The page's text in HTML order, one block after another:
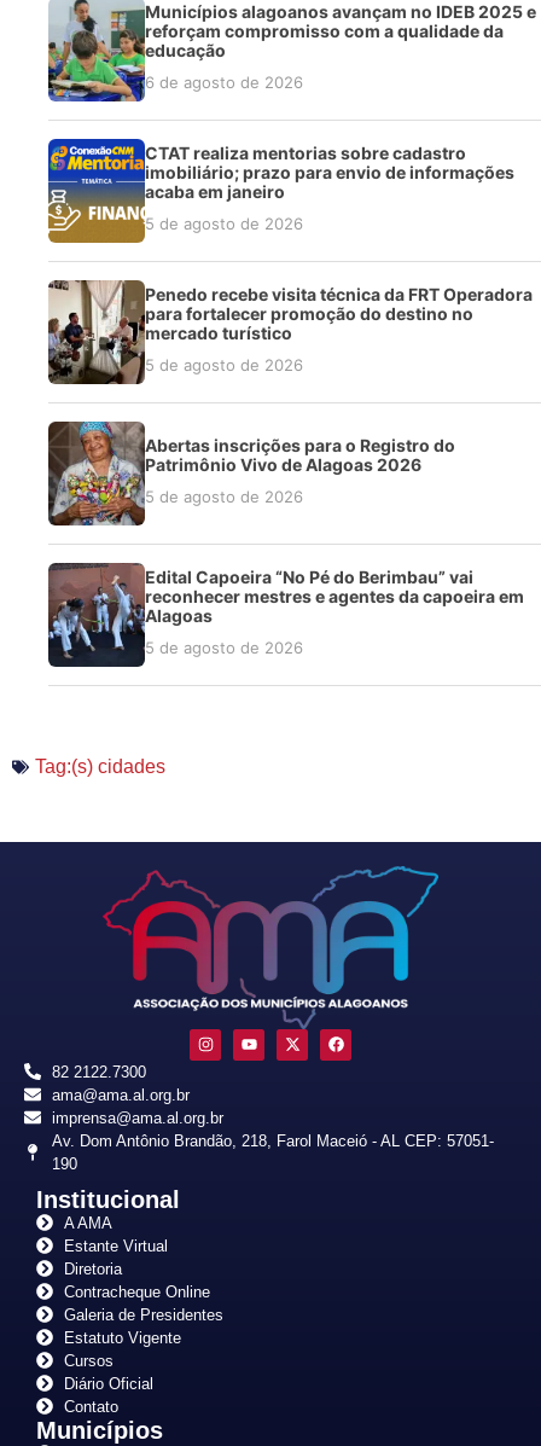
Municípios alagoanos avançam no IDEB 2025 e
reforçam compromisso com a qualidade da
educação
6 de agosto de 2026
CTAT realiza mentorias sobre cadastro
imobiliário; prazo para envio de informações
acaba em janeiro
5 de agosto de 2026
Penedo recebe visita técnica da FRT Operadora
para fortalecer promoção do destino no
mercado turístico
5 de agosto de 2026
Abertas inscrições para o Registro do
Patrimônio Vivo de Alagoas 2026
5 de agosto de 2026
Edital Capoeira “No Pé do Berimbau” vai
reconhecer mestres e agentes da capoeira em
Alagoas
5 de agosto de 2026
Tag:(s) cidades
82 2122.7300
ama@ama.al.org.br
imprensa@ama.al.org.br
Av. Dom Antônio Brandão, 218, Farol Maceió - AL CEP: 57051-
190
Institucional
A AMA
Estante Virtual
Diretoria
Contracheque Online
Galeria de Presidentes
Estatuto Vigente
Cursos
Diário Oficial
Contato
Municípios